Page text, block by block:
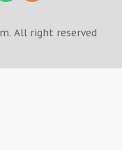
All right reserved